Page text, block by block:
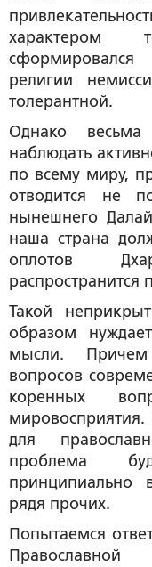
характером
религии
толерантной.
Однако
наблюдать
по всему миру,
отводится не
нынешнего
наша страна
оплотов
Такой
образом
мысли. Причем
вопросов
коренных
для
проблема
принципиально
рядя прочих.
Попытаемся